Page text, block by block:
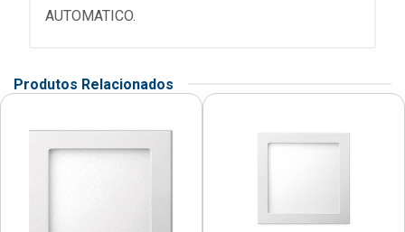
AUTOMATICO.
Produtos Relacionados